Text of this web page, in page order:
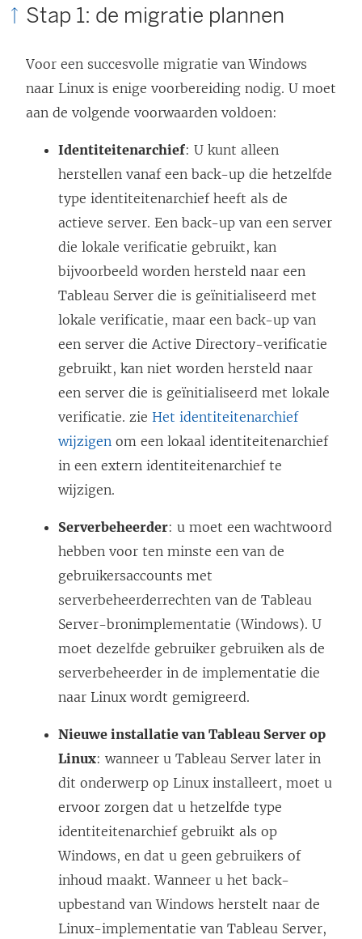
Stap 1: de migratie plannen
Voor een succesvolle migratie van Windows
naar Linux is enige voorbereiding nodig. U moet
aan de volgende voorwaarden voldoen:
Identiteitenarchief: U kunt alleen
herstellen vanaf een back-up die hetzelfde
type identiteitenarchief heeft als de
actieve server. Een back-up van een server
die lokale verificatie gebruikt, kan
bijvoorbeeld worden hersteld naar een
Tableau Server die is geïnitialiseerd met
lokale verificatie, maar een back-up van
een server die Active Directory-verificatie
gebruikt, kan niet worden hersteld naar
een server die is geïnitialiseerd met lokale
verificatie. zie Het identiteitenarchief
wijzigen om een lokaal identiteitenarchief
in een extern identiteitenarchief te
wijzigen.
Serverbeheerder: u moet een wachtwoord
hebben voor ten minste een van de
gebruikersaccounts met
serverbeheerderrechten van de Tableau
Server-bronimplementatie (Windows). U
moet dezelfde gebruiker gebruiken als de
serverbeheerder in de implementatie die
naar Linux wordt gemigreerd.
Nieuwe installatie van Tableau Server op
Linux: wanneer u Tableau Server later in
dit onderwerp op Linux installeert, moet u
ervoor zorgen dat u hetzelfde type
identiteitenarchief gebruikt als op
Windows, en dat u geen gebruikers of
inhoud maakt. Wanneer u het back-
upbestand van Windows herstelt naar de
Linux-implementatie van Tableau Server,